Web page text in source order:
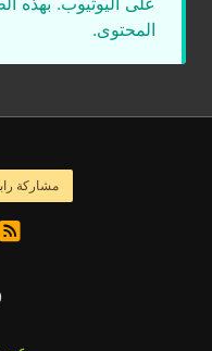
المحتوى.
مشاركة